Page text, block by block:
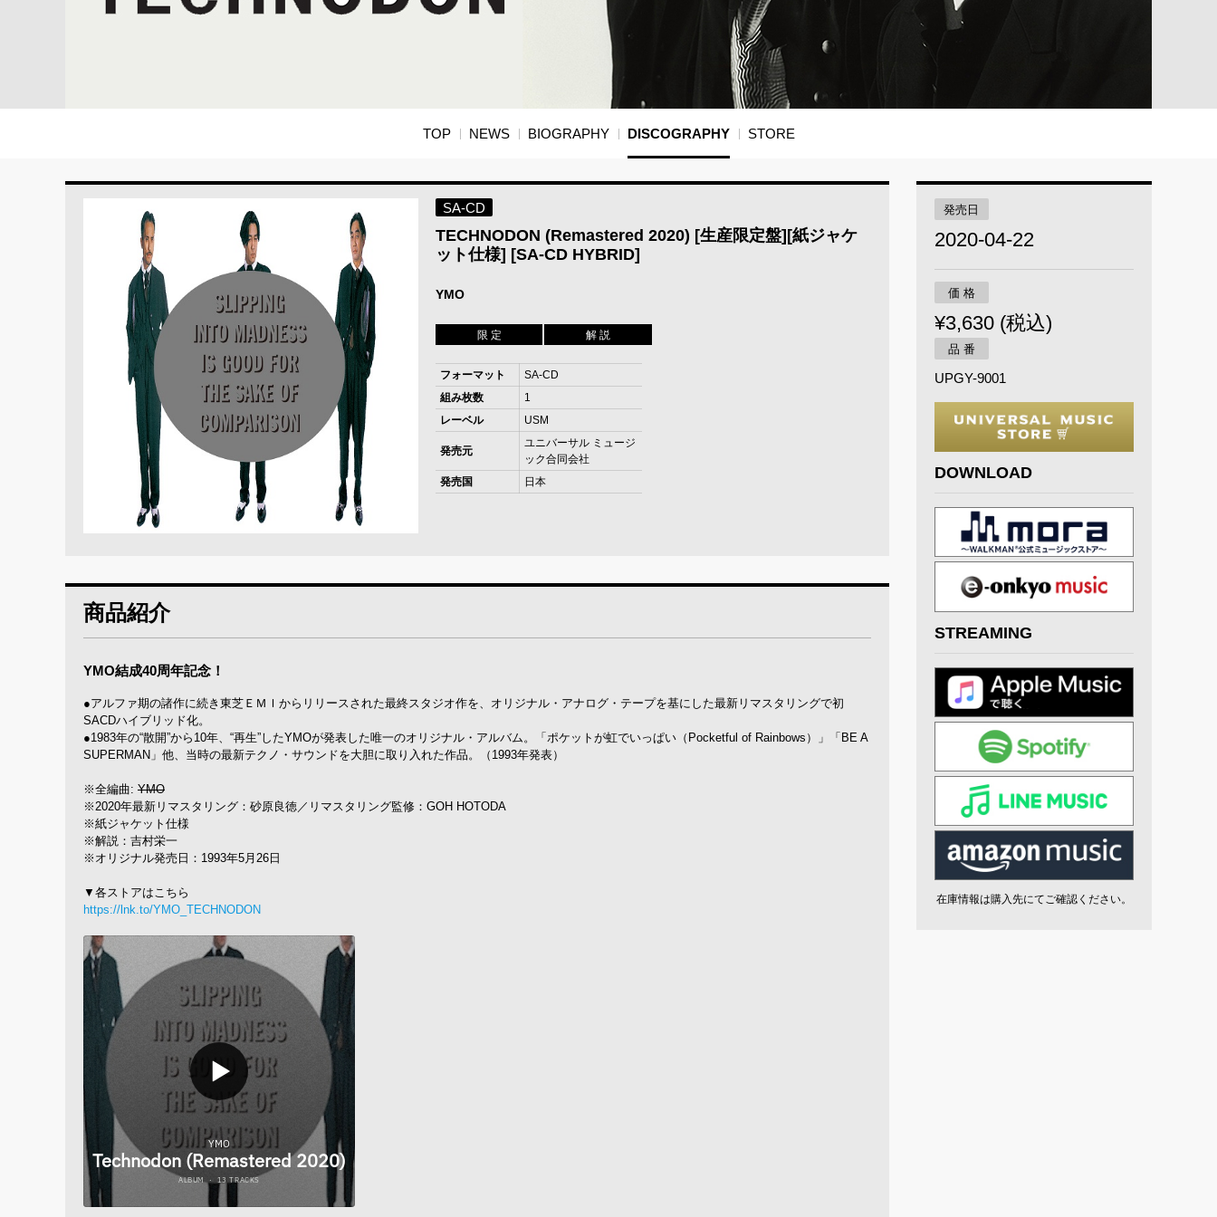
TOP NEWS BIOGRAPHY DISCOGRAPHY STORE
SA-CD
TECHNODON (Remastered 2020) [生産限定盤][紙ジャケ
ット仕様] [SA-CD HYBRID]
YMO
限 定 解 説
フォーマット
SA-CD
組み枚数
1
レーベル
USM
発売元
ユニバーサル ミュージ
ック合同会社
発売国
日本
商品紹介
YMO結成40周年記念！
●アルファ期の諸作に続き東芝ＥＭＩからリリースされた最終スタジオ作を、オリジナル・アナログ・テープを基にした最新リマスタリングで初
SACDハイブリッド化。
●1983年の“散開”から10年、“再生”したYMOが発表した唯一のオリジナル・アルバム。「ポケットが虹でいっぱい（Pocketful of Rainbows）」「BE A
SUPERMAN」他、当時の最新テクノ・サウンドを大胆に取り入れた作品。（1993年発表）
※全編曲: YMO
※2020年最新リマスタリング：砂原良徳／リマスタリング監修：GOH HOTODA
※紙ジャケット仕様
※解説：吉村栄一
※オリジナル発売日：1993年5月26日
▼各ストアはこちら
https://lnk.to/YMO_TECHNODON
発売日
2020-04-22
価 格
¥3,630 (税込)
品 番
UPGY-9001
DOWNLOAD
STREAMING
在庫情報は購入先にてご確認ください。